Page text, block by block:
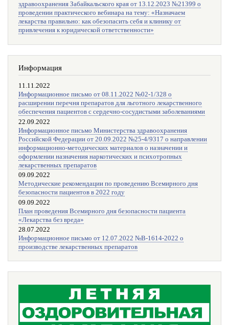
здравоохранения Забайкальского края от 13.12.2023 №21399 о
проведении практического вебинара на тему: «Назначаем
лекарства правильно: как обезопасить себя и клинику от
привлечения к юридической ответственности»
Информация
11.11.2022
Информационное письмо от 08.11.2022 №02-1/328 о
расширении перечня препаратов для льготного лекарственного
обеспечения пациентов с сердечно-сосудистыми заболеваниями
22.09.2022
Информационное письмо Министерства здравоохранения
Российской Федерации от 20.09.2022 №25-4/9317 о направлении
информационно-методических материалов о назначении и
оформлении назначения наркотических и психотропных
лекарственных препаратов
09.09.2022
Методические рекомендации по проведению Всемирного дня
безопасности пациентов в 2022 году
09.09.2022
План проведения Всемирного дня безопасности пациента
«Лекарства без вреда»
28.07.2022
Информационное письмо от 12.07.2022 №В-1614-2022 о
производстве лекарственных препаратов